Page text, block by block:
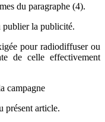
du paragraphe (4).
publier la publicité.
pour radiodiffuser ou
de celle effectivement
campagne
présent article.